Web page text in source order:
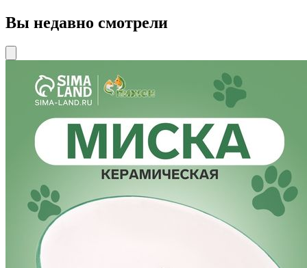
Вы недавно смотрели